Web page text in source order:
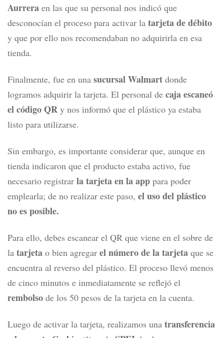
Aurrera en las que su personal nos indicó que
desconocían el proceso para activar la tarjeta de débito
y que por ello nos recomendaban no adquirirla en esa
tienda.
Finalmente, fue en una sucursal Walmart donde
logramos adquirir la tarjeta. El personal de caja escaneó
el código QR y nos informó que el plástico ya estaba
listo para utilizarse.
Sin embargo, es importante considerar que, aunque en
tienda indicaron que el producto estaba activo, fue
necesario registrar la tarjeta en la app para poder
emplearla; de no realizar este paso, el uso del plástico
no es posible.
Para ello, debes escanear el QR que viene en el sobre de
la tarjeta o bien agregar el número de la tarjeta que se
encuentra al reverso del plástico. El proceso llevó menos
de cinco minutos e inmediatamente se reflejó el
rembolso de los 50 pesos de la tarjeta en la cuenta.
Luego de activar la tarjeta, realizamos una transferencia